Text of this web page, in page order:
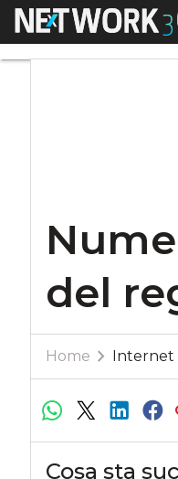
Menu
del
Home Internet
Cosa sta